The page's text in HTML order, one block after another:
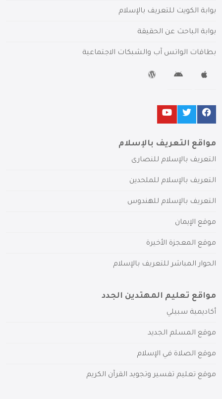
بوابة الكويت للتعريف بالإسلام
بوابة الباحث عن الحقيقة
بطاقات الواتس آب والشبكات الاجتماعية
مواقع التعريف بالإسلام
التعريف بالإسلام للنصارى
التعريف بالإسلام للملحدين
التعريف بالإسلام للهندوس
موقع الإيمان
موقع المعجزة الأخيرة
الحوار المباشر للتعريف بالإسلام
مواقع تعليم المهتدين الجدد
أكاديمية سبيلي
موقع المسلم الجديد
موقع الصلاة في الإسلام
موقع تعليم تفسير وتجويد القرآن الكريم